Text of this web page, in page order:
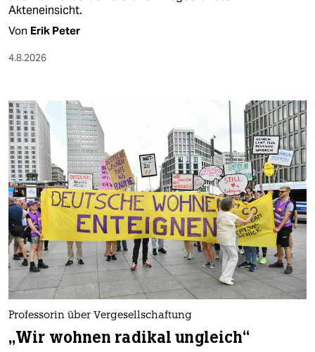
epaper login
Akteneinsicht.
Von Erik Peter
4.8.2026
Professorin über Vergesellschaftung
„Wir wohnen radikal ungleich“